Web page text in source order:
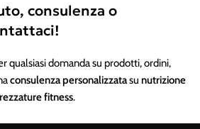
consulenza o
qualsiasi domanda su prodotti, ordini,
consulenza personalizzatasu nutrizione
fitness.